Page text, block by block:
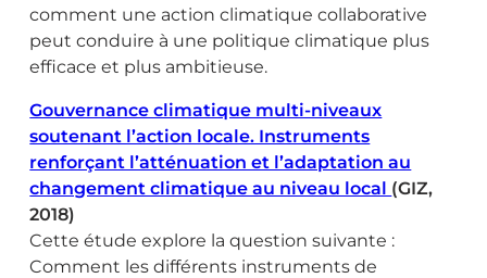
comment une action climatique collaborative
peut conduire à une politique climatique plus
efficace et plus ambitieuse.
Gouvernance climatique multi-niveaux
soutenant l’action locale. Instruments
renforçant l’atténuation et l’adaptation au
changement climatique au niveau local (GIZ,
2018)
Cette étude explore la question suivante :
Comment les différents instruments de